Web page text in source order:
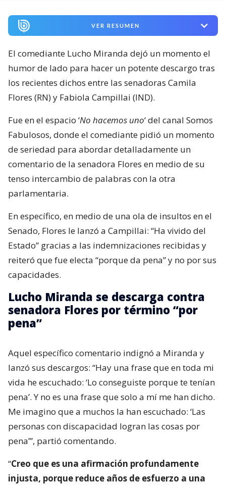
VER RESUMEN
El comediante Lucho Miranda dejó un momento el
humor de lado para hacer un potente descargo tras
los recientes dichos entre las senadoras Camila
Flores (RN) y Fabiola Campillai (IND).
Fue en el espacio ‘No hacemos uno‘ del canal Somos
Fabulosos, donde el comediante pidió un momento
de seriedad para abordar detalladamente un
comentario de la senadora Flores en medio de su
tenso intercambio de palabras con la otra
parlamentaria.
En específico, en medio de una ola de insultos en el
Senado, Flores le lanzó a Campillai: “Ha vivido del
Estado” gracias a las indemnizaciones recibidas y
reiteró que fue electa “porque da pena” y no por sus
capacidades.
Lucho Miranda se descarga contra
senadora Flores por término “por
pena”
Aquel específico comentario indignó a Miranda y
lanzó sus descargos: “Hay una frase que en toda mi
vida he escuchado: ‘Lo conseguiste porque te tenían
pena’. Y no es una frase que solo a mí me han dicho.
Me imagino que a muchos la han escuchado: ‘Las
personas con discapacidad logran las cosas por
pena’”, partió comentando.
“Creo que es una afirmación profundamente
injusta, porque reduce años de esfuerzo a una